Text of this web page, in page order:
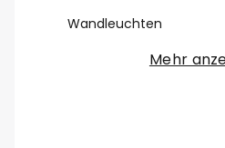
Wandleuchten
Mehr